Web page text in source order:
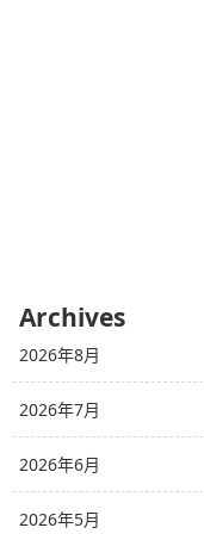
Archives
2026年8月
2026年7月
2026年6月
2026年5月